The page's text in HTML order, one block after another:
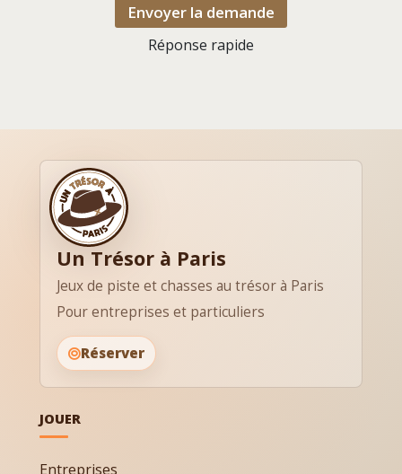
Envoyer la demande
Réponse rapide
Un Trésor à Paris
Jeux de piste et chasses au trésor à Paris
Pour entreprises et particuliers
Réserver
JOUER
Entreprises